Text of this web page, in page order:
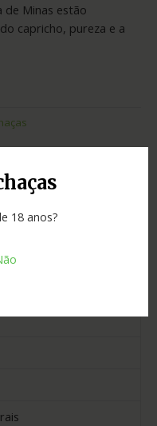
18 anos?
de Minas estão
capricho, pureza e a